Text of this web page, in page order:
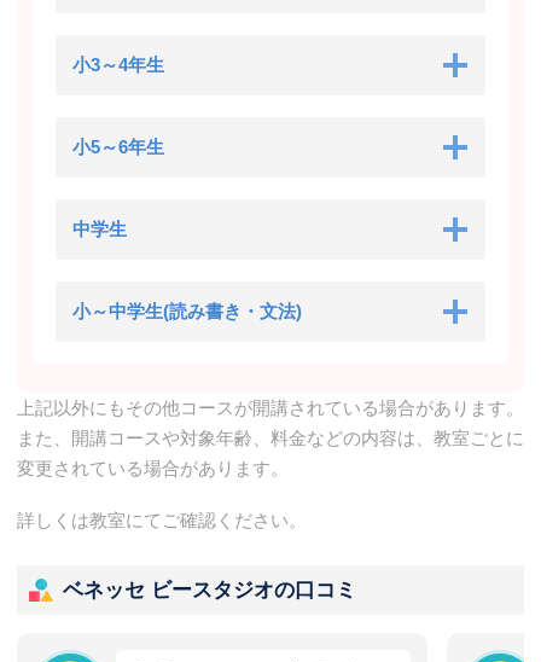
小3～4年生
小5～6年生
中学生
小～中学生(読み書き・文法)
上記以外にもその他コースが開講されている場合があります。
また、開講コースや対象年齢、料金などの内容は、教室ごとに
変更されている場合があります。
詳しくは教室にてご確認ください。
ベネッセ ビースタジオの口コミ